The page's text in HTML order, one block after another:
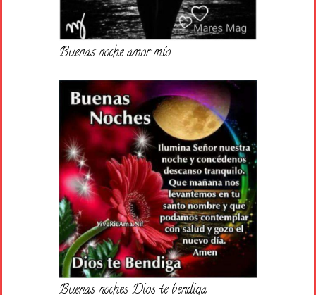
Buenas noche amor mío
Buenas noches Dios te bendiga